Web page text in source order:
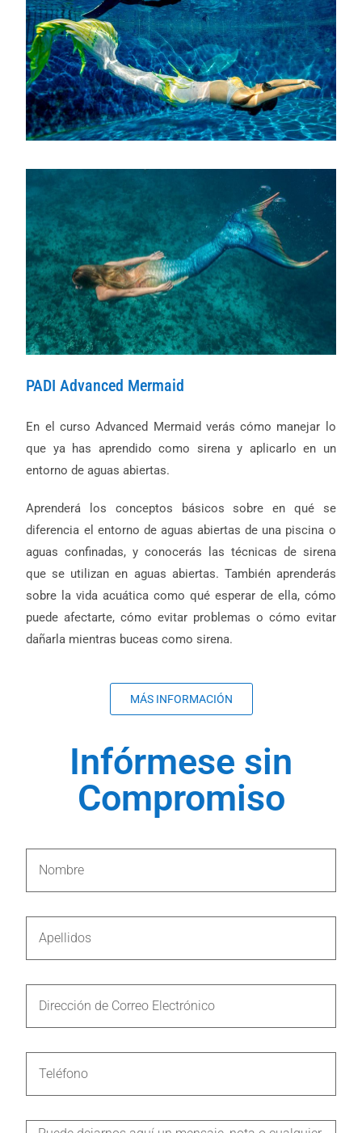
PADI Advanced Mermaid
En el curso Advanced Mermaid verás cómo manejar lo
que ya has aprendido como sirena y aplicarlo en un
entorno de aguas abiertas.
Aprenderá los conceptos básicos sobre en qué se
diferencia el entorno de aguas abiertas de una piscina o
aguas confinadas, y conocerás las técnicas de sirena
que se utilizan en aguas abiertas. También aprenderás
sobre la vida acuática como qué esperar de ella, cómo
puede afectarte, cómo evitar problemas o cómo evitar
dañarla mientras buceas como sirena.
MÁS INFORMACIÓN
Infórmese sin
Compromiso